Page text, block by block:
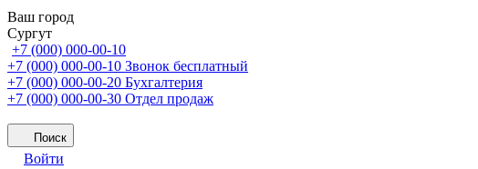
Ваш город
Сургут
+7 (000) 000-00-10
+7 (000) 000-00-10 Звонок бесплатный
+7 (000) 000-00-20 Бухгалтерия
+7 (000) 000-00-30 Отдел продаж
Поиск
Войти